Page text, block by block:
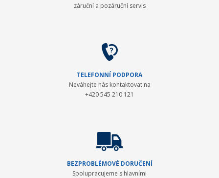
záruční a pozáruční servis
TELEFONNÍ PODPORA
Neváhejte nás kontaktovat na
+420 545 210 121
BEZPROBLÉMOVÉ DORUČENÍ
Spolupracujeme s hlavními